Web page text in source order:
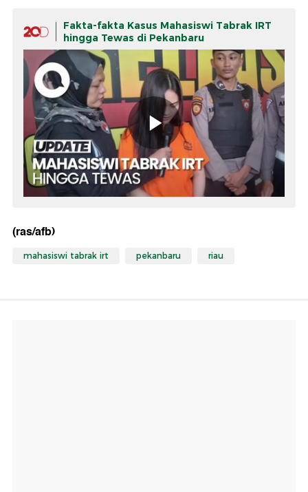
Fakta-fakta Kasus Mahasiswi Tabrak IRT
hingga Tewas di Pekanbaru
(ras/afb)
mahasiswi tabrak irt pekanbaru riau